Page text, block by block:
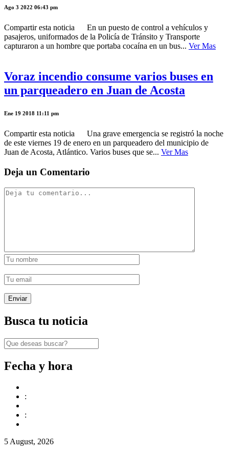
Ago 3 2022 06:43 pm
Compartir esta noticia En un puesto de control a vehículos y
pasajeros, uniformados de la Policía de Tránsito y Transporte
capturaron a un hombre que portaba cocaína en un bus... Ver Mas
Voraz incendio consume varios buses en
un parqueadero en Juan de Acosta
Ene 19 2018 11:11 pm
Compartir esta noticia Una grave emergencia se registró la noche
de este viernes 19 de enero en un parqueadero del municipio de
Juan de Acosta, Atlántico. Varios buses que se... Ver Mas
Deja un Comentario
Busca tu noticia
Fecha y hora
:
:
5 August, 2026